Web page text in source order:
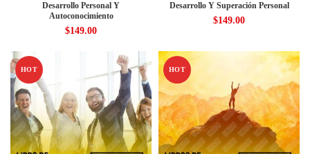
Desarrollo Personal Y
Autoconocimiento
$149.00
Desarrollo Y Superación Personal
$149.00
HOT HOT